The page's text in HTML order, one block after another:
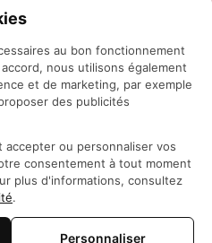
au bon fonctionnement
nous utilisons également
et de marketing, par exemple
des publicités
ou personnaliser vos
consentement à tout moment
plus d'informations, consultez
.
Personnaliser